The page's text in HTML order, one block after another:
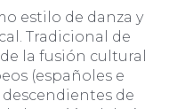
estilo de danza y
Tradicional de
la fusión cultural
(españoles e
de